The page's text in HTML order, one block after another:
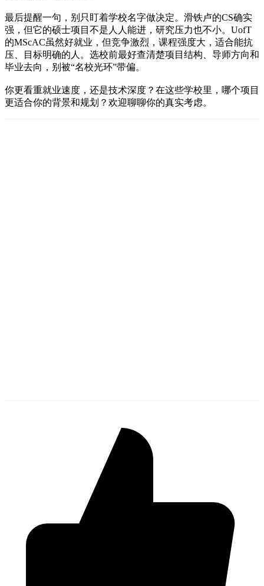
最后提醒一句，别只盯着学校名字做决定。滑铁卢的CS确实
强，但它的硕士项目不是人人能进，研究压力也不小。UofT
的MScAC虽然好就业，但竞争激烈，课程强度大，适合能抗
压、目标明确的人。选校前最好查清楚项目结构、导师方向和
毕业去向，别被“名校光环”带偏。
你更看重就业速度，还是技术深度？在这些学校里，哪个项目
更适合你的背景和规划？欢迎聊聊你的真实考虑。